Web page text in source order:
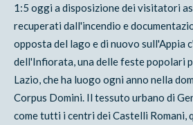
1:5 oggi a disposizione dei visitatori
recuperati dall'incendio e
opposta del lago e di nuovo sull'Appia
dell'Infiorata, una delle feste popolari
Lazio, che ha luogo ogni anno nella
Corpus Domini. Il tessuto urbano di
come tutti i centri dei Castelli Romani,